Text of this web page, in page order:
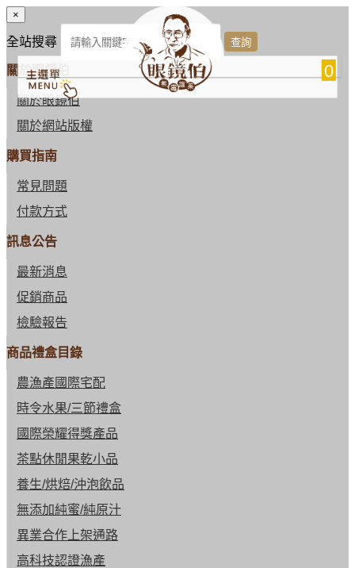
0
×
全站搜尋
關於眼鏡伯
關於眼鏡伯
關於網站版權
購買指南
常見問題
付款方式
訊息公告
最新消息
促銷商品
檢驗報告
商品禮盒目錄
農漁產國際宅配
時令水果/三節禮盒
國際榮耀得獎產品
茶點休閒果乾小品
養生/烘焙/沖泡飲品
無添加純蜜/純原汁
異業合作上架通路
高科技認證漁產